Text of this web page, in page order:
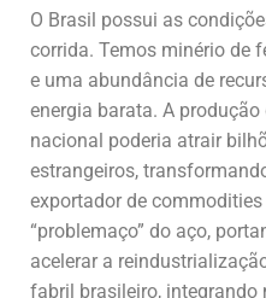
O Brasil possui as
corrida. Temos minério de
e uma abundância de
energia barata. A produção
nacional poderia atrair
estrangeiros,
exportador de
“problemaço” do aço,
acelerar a
fabril brasileiro, integrando